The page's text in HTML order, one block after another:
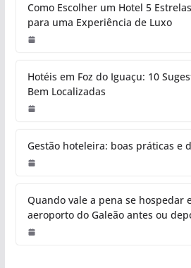
Como Escolher um Hotel 5
para uma Experiência de Luxo
Hotéis em Foz do Iguaçu: 10
Bem Localizadas
Gestão hoteleira: boas práticas e
Quando vale a pena se hospedar
aeroporto do Galeão antes ou